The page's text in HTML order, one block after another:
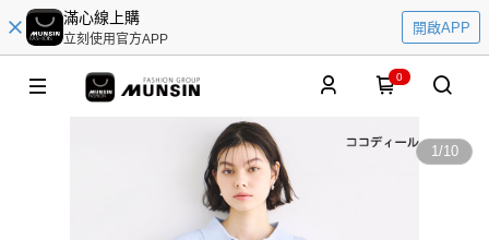
滿心線上購
立刻使用官方APP
開啟APP
0
1/10